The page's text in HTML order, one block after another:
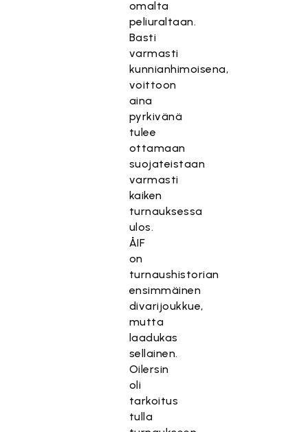
omalta
peliuraltaan.
Basti
varmasti
kunnianhimoisena,
voittoon
aina
pyrkivänä
tulee
ottamaan
suojateistaan
varmasti
kaiken
turnauksessa
ulos.
ÅIF
on
turnaushistorian
ensimmäinen
divarijoukkue,
mutta
laadukas
sellainen.
Oilersin
oli
tarkoitus
tulla